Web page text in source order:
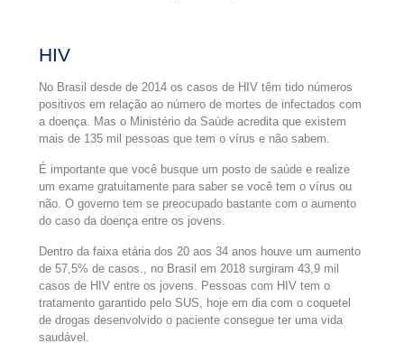
HIV
No Brasil desde de 2014 os casos de HIV têm tido números
positivos em relação ao número de mortes de infectados com
a doença. Mas o Ministério da Saúde acredita que existem
mais de 135 mil pessoas que tem o vírus e não sabem.
É importante que você busque um posto de saúde e realize
um exame gratuitamente para saber se você tem o vírus ou
não. O governo tem se preocupado bastante com o aumento
do caso da doença entre os jovens.
Dentro da faixa etária dos 20 aos 34 anos houve um aumento
de 57,5% de casos., no Brasil em 2018 surgiram 43,9 mil
casos de HIV entre os jovens. Pessoas com HIV tem o
tratamento garantido pelo SUS, hoje em dia com o coquetel
de drogas desenvolvido o paciente consegue ter uma vida
saudável.